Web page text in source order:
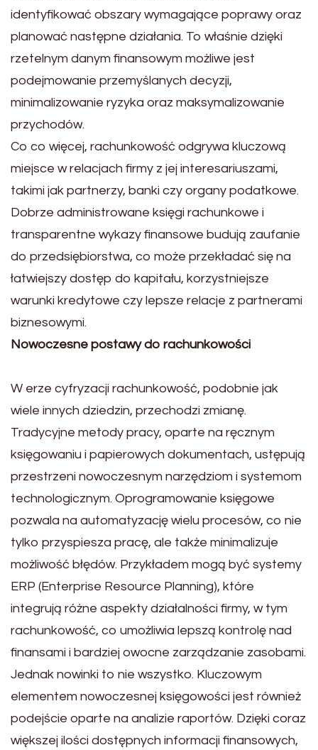
identyfikować obszary wymagające poprawy oraz
planować następne działania. To właśnie dzięki
rzetelnym danym finansowym możliwe jest
podejmowanie przemyślanych decyzji,
minimalizowanie ryzyka oraz maksymalizowanie
przychodów.
Co co więcej, rachunkowość odgrywa kluczową
miejsce w relacjach firmy z jej interesariuszami,
takimi jak partnerzy, banki czy organy podatkowe.
Dobrze administrowane księgi rachunkowe i
transparentne wykazy finansowe budują zaufanie
do przedsiębiorstwa, co może przekładać się na
łatwiejszy dostęp do kapitału, korzystniejsze
warunki kredytowe czy lepsze relacje z partnerami
biznesowymi.
Nowoczesne postawy do rachunkowości
W erze cyfryzacji rachunkowość, podobnie jak
wiele innych dziedzin, przechodzi zmianę.
Tradycyjne metody pracy, oparte na ręcznym
księgowaniu i papierowych dokumentach, ustępują
przestrzeni nowoczesnym narzędziom i systemom
technologicznym. Oprogramowanie księgowe
pozwala na automatyzację wielu procesów, co nie
tylko przyspiesza pracę, ale także minimalizuje
możliwość błędów. Przykładem mogą być systemy
ERP (Enterprise Resource Planning), które
integrują różne aspekty działalności firmy, w tym
rachunkowość, co umożliwia lepszą kontrolę nad
finansami i bardziej owocne zarządzanie zasobami.
Jednak nowinki to nie wszystko. Kluczowym
elementem nowoczesnej księgowości jest również
podejście oparte na analizie raportów. Dzięki coraz
większej ilości dostępnych informacji finansowych,